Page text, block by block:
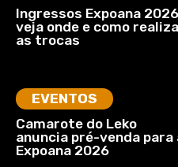
Ingressos Expoana
veja onde e como
as trocas
EVENTOS
Camarote do Leko
anuncia pré-venda para
Expoana 2026